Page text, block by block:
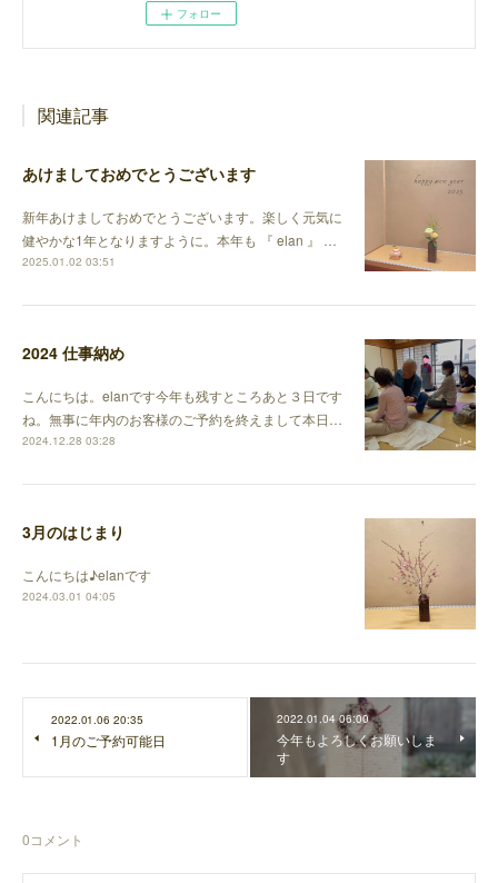
フォロー
関連記事
あけましておめでとうございます
新年あけましておめでとうございます。楽しく元気に
健やかな1年となりますように。本年も 『 elan 』 …
2025.01.02 03:51
2024 仕事納め
こんにちは。elanです今年も残すところあと３日です
ね。無事に年内のお客様のご予約を終えまして本日…
2024.12.28 03:28
3月のはじまり
こんにちは♪elanです
2024.03.01 04:05
2022.01.06 20:35
1月のご予約可能日
2022.01.04 06:00
今年もよろしくお願いしま
す
0コメント